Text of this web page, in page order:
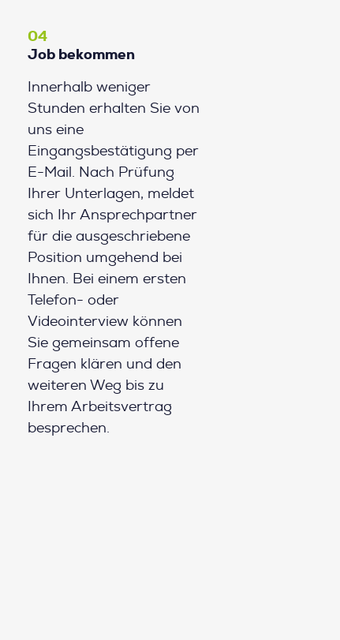
04
Job bekommen
Innerhalb weniger
Stunden erhalten Sie von
uns eine
Eingangsbestätigung per
E-Mail. Nach Prüfung
Ihrer Unterlagen, meldet
sich Ihr Ansprechpartner
für die ausgeschriebene
Position umgehend bei
Ihnen. Bei einem ersten
Telefon- oder
Videointerview können
Sie gemeinsam offene
Fragen klären und den
weiteren Weg bis zu
Ihrem Arbeitsvertrag
besprechen.